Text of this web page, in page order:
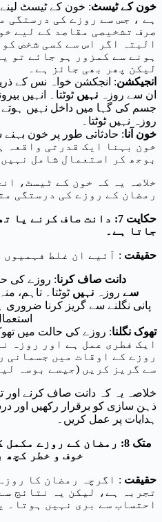
خون کے ٹیسٹ: خون کے ٹیسٹ
ہے ، جس سے روزے کی درستگی
صرف تشخیصی مقاصد کے لیے
البتہ اگر اس سے کسی شخص
ہونے سے کمزور ہو جائے تو
لیکن پھر بھی جائز ہے۔
انجیکشن: انجکشن خواہ نس کے
ان سے روزہ نہیں ٹوٹتا۔ انہیں
جسم کی گہا میں داخل نہیں
روزہ نہیں ٹوٹتا۔
خون آنا: حادثاتی طور پر خون
خون بہنا ایک قدرتی واقعہ
بوجھ کر استعمال شامل نہیں
خلاصہ یہ کہ خون کے ٹیسٹ،
رمضان کے روزے کی درستگی
حکایت 7: دانت صاف کرنے
جاتا ہے۔
حقیقت : آئیے ان غلط فہمیوں
دانت صاف کرنا: روزے کی
سے روزہ نہیں ٹوٹتا۔ تاہم،
پانی نگلنے سے گریز کرنا ضروری
تھوک نگلنا: روزے کی حالت میں
ایک فطری عمل ہے اور روزہ
روزے کے اوقات میں جسمانی
سے گریز کریں (جیسے بوسہ
خلاصہ یہ کہ دانت صاف کرنے اور
ذہن سازی کو برقرار رکھیں اور
ہدایات پر عمل کریں۔
متک 8: رمضان کے روزے
خوف و خطر کچھ
حقیقت : اگرچہ رمضان کا
تجربہ ہے، لیکن یہ نتائج
احتساب سے بری نہیں ہوتا۔